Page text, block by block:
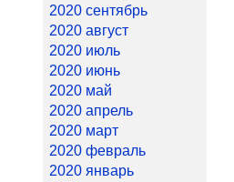
2020 сентябрь
2020 август
2020 июль
2020 июнь
2020 май
2020 апрель
2020 март
2020 февраль
2020 январь